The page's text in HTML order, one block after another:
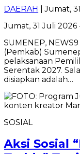
DAERAH
| Jumat,
Jumat, 31 Juli 2026
SUMENEP,
(Pemkab)
pelaksanaan
Serentak 2027.
disiapkan adalah…
SOSIAL
Aksi Sosial